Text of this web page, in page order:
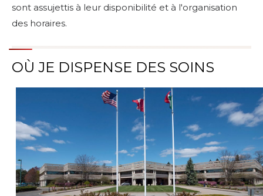
sont assujettis à leur disponibilité et à l'organisation
des horaires.
OÙ JE DISPENSE DES SOINS